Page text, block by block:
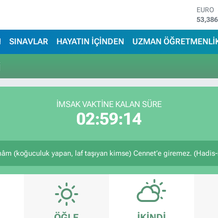
EURO
SINAVLAR HAYATIN İÇİNDEN UZMAN
İMSAK VAKTİNE KALAN SÜRE
02:59:14
(koğuculuk yapan, laf taşıyan kimse) Cennet’e giremez.